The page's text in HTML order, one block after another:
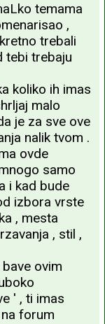
temama
,
trebali
tebi trebaju
koliko ih imas
malo
je za sve ove
nalik tvom .
ovde
samo
i kad bude
izbora vrste
, mesta
, stil ,
ovim
' , ti imas
forum